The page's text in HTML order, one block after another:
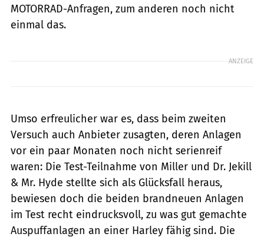
MOTORRAD-Anfragen, zum anderen noch nicht
einmal das.
ANZEIGE
Umso erfreulicher war es, dass beim zweiten
Versuch auch Anbieter zusagten, deren Anlagen
vor ein paar Monaten noch nicht serienreif
waren: Die Test-Teilnahme von Miller und Dr. Jekill
& Mr. Hyde stellte sich als Glücksfall heraus,
bewiesen doch die beiden brandneuen Anlagen
im Test recht eindrucksvoll, zu was gut gemachte
Auspuffanlagen an einer Harley fähig sind. Die